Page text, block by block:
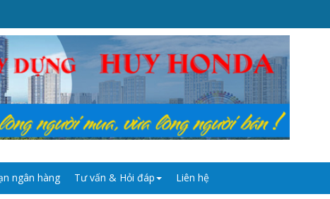
ngân hàng Tư vấn & Hỏi đáp Liên hệ